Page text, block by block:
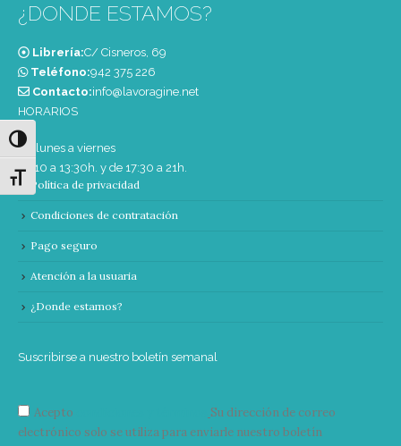
Alternar alto contraste
Alternar tamaño de letra
¿DONDE ESTAMOS?
Librería:C/ Cisneros, 69
Teléfono:‭942 375 226‬
Contacto:info@lavoragine.net
HORARIOS
De lunes a viernes
de 10 a 13:30h. y de 17:30 a 21h.
Política de privacidad
Condiciones de contratación
Pago seguro
Atención a la usuaria
¿Donde estamos?
Suscribirse a nuestro boletín semanal
Acepto
Su dirección de correo
electrónico solo se utiliza para enviarle nuestro boletín